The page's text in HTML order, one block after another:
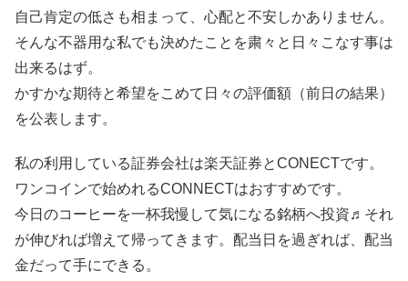
自己肯定の低さも相まって、心配と不安しかありません。
そんな不器用な私でも決めたことを粛々と日々こなす事は
出来るはず。
かすかな期待と希望をこめて日々の評価額（前日の結果）
を公表します。
私の利用している証券会社は楽天証券とCONECTです。
ワンコインで始めれるCONNECTはおすすめです。
今日のコーヒーを一杯我慢して気になる銘柄へ投資♬それ
が伸びれば増えて帰ってきます。配当日を過ぎれば、配当
金だって手にできる。